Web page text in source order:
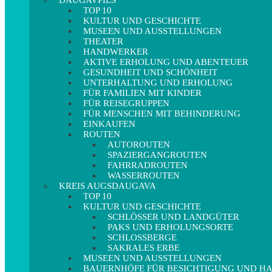
TOP 10
KULTUR UND GESCHICHTE
MUSEEN UND AUSSTELLUNGEN
THEATER
HANDWERKER
AKTIVE ERHOLUNG UND ABENTEUER
GESUNDHEIT UND SCHÖNHEIT
UNTERHALTUNG UND ERHOLUNG
FÜR FAMILIEN MIT KINDER
FÜR REISEGRUPPEN
FÜR MENSCHEN MIT BEHINDERUNG
EINKAUFEN
ROUTEN
AUTOROUTEN
SPAZIERGANGROUTEN
FAHRRADROUTEN
WASSERROUTEN
KREIS AUGSDAUGAVA
TOP 10
KULTUR UND GESCHICHTE
SCHLÖSSER UND LANDGÜTER
PAKS UND ERHOLUNGSORTE
SCHLOSSBERGE
SAKRALES ERBE
MUSEEN UND AUSSTELLUNGEN
BAUERNHÖFE FÜR BESICHTIGUNG UND